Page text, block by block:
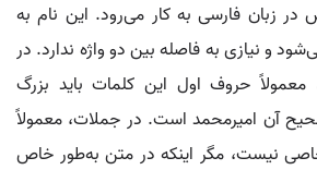
زبان فارسی به کار می‌رود. این نام به
و نیازی به فاصله بین دو واژه ندارد. در
حروف اول این کلمات باید بزرگ
آن امیرمحمد است. در جملات، معمولاً
نیست، مگر اینکه در متن به‌طور خاص